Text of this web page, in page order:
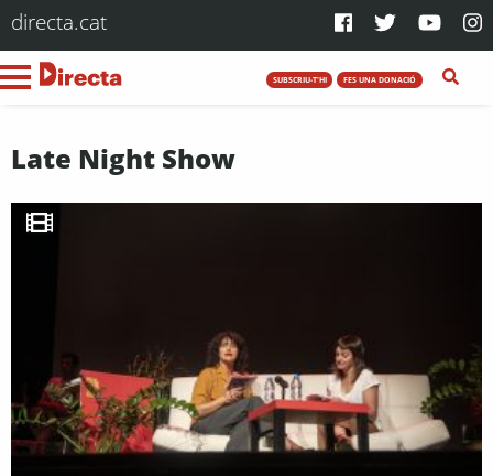
directa.cat
SUBSCRIU-T'HI FES UNA DONACIÓ
Late Night Show